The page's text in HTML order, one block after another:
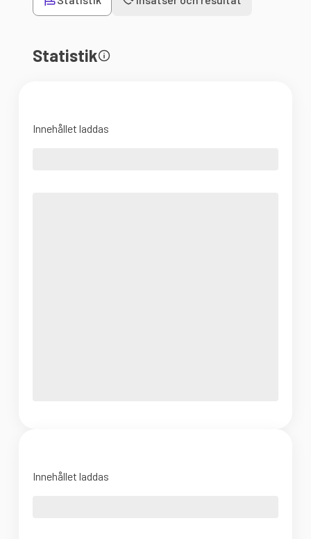
Statistik
Innehållet laddas
Innehållet laddas